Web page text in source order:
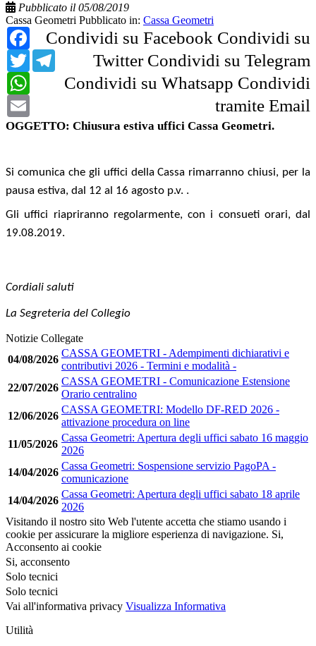
Pubblicato il 05/08/2019
Cassa Geometri Pubblicato in: Cassa Geometri
Condividi su Facebook
Facebook
Condividi su
Twitter
Twitter Condividi su Telegram
Telegram
Condividi su Whatsapp
WhatsApp
Condividi
tramite Email
OGGETTO: Chiusura estiva uffici Cassa Geometri.
Si comunica che gli uffici della Cassa rimarranno chiusi, per la
pausa estiva, dal 12 al 16 agosto p.v. .
Gli uffici riapriranno regolarmente, con i consueti orari, dal
19.08.2019.
Cordiali saluti
La Segreteria del Collegio
Notizie Collegate
04/08/2026
CASSA GEOMETRI - Adempimenti dichiarativi e
contributivi 2026 - Termini e modalità -
22/07/2026
CASSA GEOMETRI - Comunicazione Estensione
Orario centralino
12/06/2026
CASSA GEOMETRI: Modello DF-RED 2026 -
attivazione procedura on line
11/05/2026
Cassa Geometri: Apertura degli uffici sabato 16 maggio
2026
14/04/2026
Cassa Geometri: Sospensione servizio PagoPA -
comunicazione
14/04/2026
Cassa Geometri: Apertura degli uffici sabato 18 aprile
2026
Visitando il nostro sito Web l'utente accetta che stiamo usando i
cookie per assicurare la migliore esperienza di navigazione. Si,
Acconsento ai cookie
Si, acconsento
Solo tecnici
Solo tecnici
Vai all'informativa privacy Visualizza Informativa
Utilità